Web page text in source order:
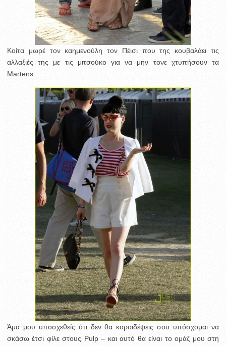
Κοίτα μωρέ τον καημενούλη τον Πέισι που της κουβαλάει τις
αλλαξιές της με τις μιτσούκο για να μην τονε χτυπήσουν τα
Martens.
Άμα μου υποσχεθείς ότι δεν θα κοροιδέψεις σου υπόσχομαι να
σκάσω έτσι φίλε στους Pulp – και αυτό θα είναι το ομάζ μου στη